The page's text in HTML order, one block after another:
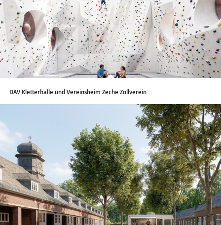
DAV Kletterhalle und Vereinsheim Zeche Zollverein